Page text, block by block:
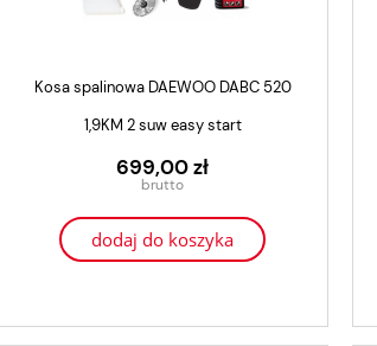
Kosa spalinowa DAEWOO DABC 520
1,9KM 2 suw easy start
699,00 zł
dodaj do koszyka